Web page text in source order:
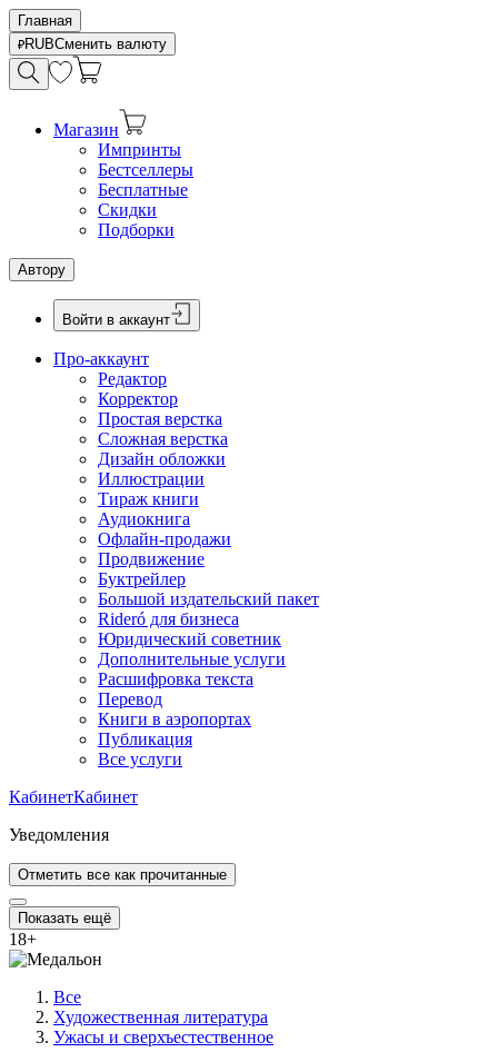
Главная
RUBСменить валюту
Магазин
Импринты
Бестселлеры
Бесплатные
Скидки
Подборки
Автору
Войти в аккаунт
Про-аккаунт
Редактор
Корректор
Простая верстка
Сложная верстка
Дизайн обложки
Иллюстрации
Тираж книги
Аудиокнига
Офлайн-продажи
Продвижение
Буктрейлер
Большой издательский пакет
Rideró для бизнеса
Юридический советник
Дополнительные услуги
Расшифровка текста
Перевод
Книги в аэропортах
Публикация
Все услуги
КабинетКабинет
Уведомления
Отметить все как прочитанные
Показать ещё
18+
Все
Художественная литература
Ужасы и сверхъестественное